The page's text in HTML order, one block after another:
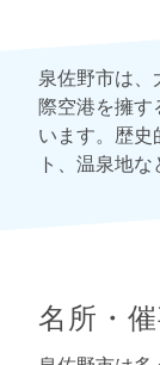
泉佐野市は
際空港を擁す
います。歴
ト、温泉地
名所・